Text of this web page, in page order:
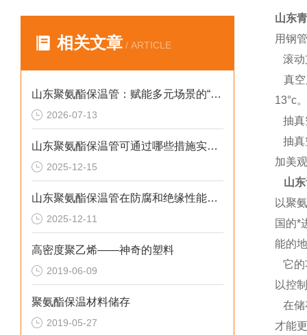
相关文章 / ARTICLE
山东聚氨酯保温管：赋能多元场景的“隐形守护者”
2026-07-13
山东聚氨酯保温管可通过哪些措施实现快速施工
2025-12-15
山东聚氨酯保温管在防腐和绝缘性能方面表现优异
2025-12-11
高密度聚乙烯——神奇的塑料
2019-06-09
聚氨酯保温材料储存
2019-05-27
山东
用钢
滚动
真空
13°c。
抽真
抽真
加美
山
以聚
国的*
能的
它的
以控
在
才能